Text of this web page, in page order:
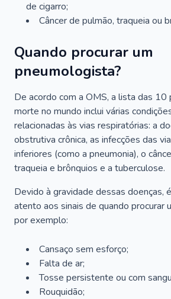
de cigarro;
Câncer de pulmão, traqueia ou
Quando procurar um
pneumologista?
De acordo com a OMS, a lista das 10
morte no mundo inclui várias
relacionadas às vias respiratórias: a
obstrutiva crônica, as infecções das
inferiores (como a pneumonia), o
traqueia e brônquios e a tuberculose.
Devido à gravidade dessas doenças,
atento aos sinais de quando procurar
por exemplo:
Cansaço sem esforço;
Falta de ar;
Tosse persistente ou com
Rouquidão;